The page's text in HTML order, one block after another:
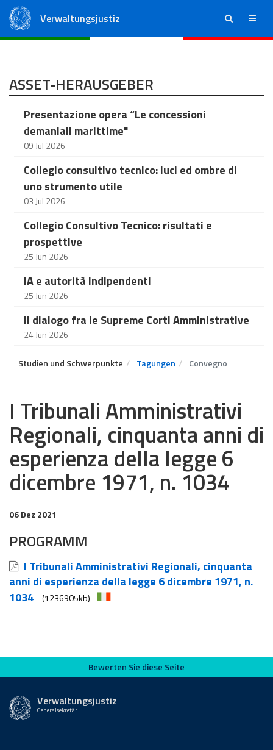
Verwaltungsjustiz ricerca menu
ASSET-HERAUSGEBER
Presentazione opera “Le concessioni
demaniali marittime"
09 Jul 2026
Collegio consultivo tecnico: luci ed ombre di
uno strumento utile
03 Jul 2026
Collegio Consultivo Tecnico: risultati e
prospettive
25 Jun 2026
IA e autorità indipendenti
25 Jun 2026
Il dialogo fra le Supreme Corti Amministrative
24 Jun 2026
Studien und Schwerpunkte Tagungen Convegno
I Tribunali Amministrativi
Regionali, cinquanta anni di
esperienza della legge 6
dicembre 1971, n. 1034
06 Dez 2021
PROGRAMM
I Tribunali Amministrativi Regionali, cinquanta
anni di esperienza della legge 6 dicembre 1971, n.
1034
(1236905kb)
Bewerten Sie diese Seite
Bewerten Sie diese Seite
Verwaltungsjustiz
Generalsekretär